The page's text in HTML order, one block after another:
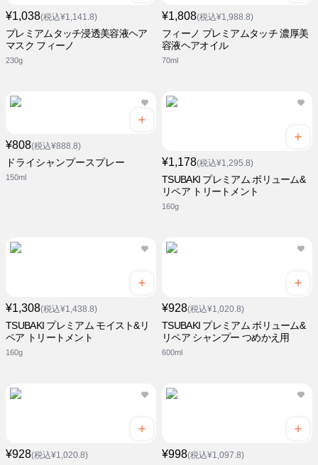
¥1,038(税込¥1,141.8)
プレミアムタッチ浸透美容液ヘア
マスク フィーノ
230g
¥1,808(税込¥1,988.8)
フィーノ プレミアムタッチ 濃厚美
容液ヘアオイル
70ml
¥808(税込¥888.8)
ドライシャンプースプレー
150ml
¥1,178(税込¥1,295.8)
TSUBAKI プレミアム ボリューム&
リペア トリートメント
160g
¥1,308(税込¥1,438.8)
TSUBAKI プレミアム モイスト&リ
ペア トリートメント
160g
¥928(税込¥1,020.8)
TSUBAKI プレミアム ボリューム&
リペア シャンプー つめかえ用
600ml
¥928(税込¥1,020.8) ¥998(税込¥1,097.8)